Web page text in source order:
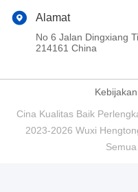
Alamat
No 6 Jalan Dingxiang
214161 China
Cina Kualitas Baik
2023-2026 Wuxi